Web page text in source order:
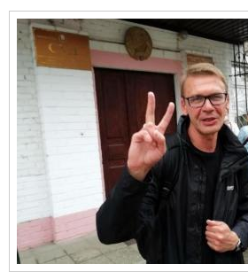
Дзяржава
Дыскрымінацыя
Затрыманьні
Карная псыхіятрыя
Культурныя правы
ЛПП
Мігранты